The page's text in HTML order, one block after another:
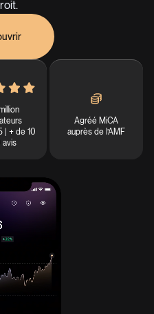
| + de 10
Agréé MiCA
auprès de l’AMF